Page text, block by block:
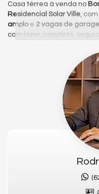
Casa térrea à venda no
Residencial Solar Ville, com
amploe 2 vagas de
com lazer completo,
Planta funcional e bem
integrada à copa e
espaçoso, ideal para
ampliações. Casa prática,
aproveitamento dos
Sobre o condomínio
Condomínio fechado com
horas e áreas comuns
oferecendo segurança e
Lazer e infraestrutura
Piscina | Área gourmet |
pavimentadas | Rede de